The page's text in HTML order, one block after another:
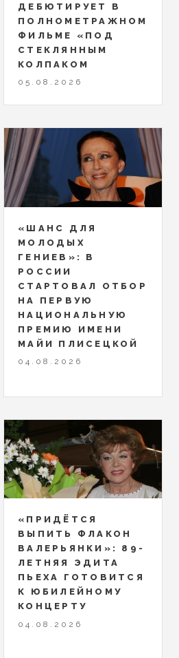
ДЕБЮТИРУЕТ В
ПОЛНОМЕТРАЖНОМ
ФИЛЬМЕ «ПОД
СТЕКЛЯННЫМ
КОЛПАКОМ
05.08.2026
«ШАНС ДЛЯ
МОЛОДЫХ
ГЕНИЕВ»: В
РОССИИ
СТАРТОВАЛ ОТБОР
НА ПЕРВУЮ
НАЦИОНАЛЬНУЮ
ПРЕМИЮ ИМЕНИ
МАЙИ ПЛИСЕЦКОЙ
04.08.2026
«ПРИДЁТСЯ
ВЫПИТЬ ФЛАКОН
ВАЛЕРЬЯНКИ»: 89-
ЛЕТНЯЯ ЭДИТА
ПЬЕХА ГОТОВИТСЯ
К ЮБИЛЕЙНОМУ
КОНЦЕРТУ
04.08.2026